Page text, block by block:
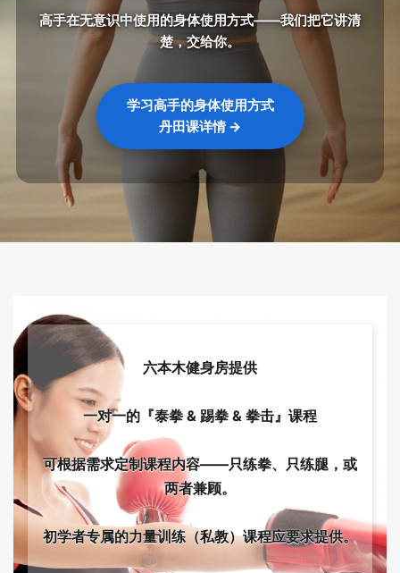
高手在无意识中使用的身体使用方式——我们把它讲清
楚，交给你。
学习高手的身体使用方式
丹田课详情 →
六本木健身房提供
一对一的『泰拳 & 踢拳 & 拳击』课程
可根据需求定制课程内容——只练拳、只练腿，或
两者兼顾。
初学者专属的力量训练（私教）课程应要求提供。